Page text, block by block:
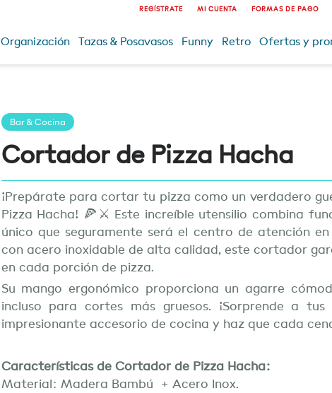
REGÍSTRATE MI CUENTA FORMAS DE PAGO
Organización Tazas & Posavasos Funny Retro Ofertas y
Bar & Cocina
Cortador de Pizza Hacha
¡Prepárate para cortar tu pizza como un verdadero
Pizza Hacha! 🍕⚔️ Este increíble utensilio combina
único que seguramente será el centro de atención
con acero inoxidable de alta calidad, este cortador
en cada porción de pizza.
Su mango ergonómico proporciona un agarre
incluso para cortes más gruesos. ¡Sorprende a
impresionante accesorio de cocina y haz que cada
Características de Cortador de Pizza Hacha:
Material: Madera Bambú + Acero Inox.